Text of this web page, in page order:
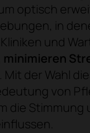
optisch
in
und
minimieren
der Wahl
von
die Stimmung